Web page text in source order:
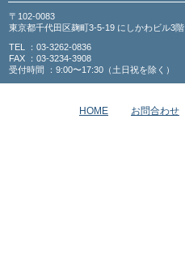
〒102-0083
東京都千代田区麹町3-5-19 にしかわビル3階
TEL ：03-3262-0836
FAX ：03-3234-3908
受付時間 ：9:00〜17:30（土日祝を除く）
HOME お問合わせ